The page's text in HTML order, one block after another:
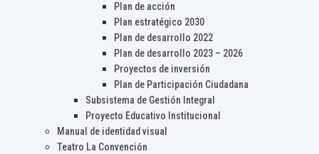
Plan de acción
Plan estratégico 2030
Plan de desarrollo 2022
Plan de desarrollo 2023 – 2026
Proyectos de inversión
Plan de Participación Ciudadana
Subsistema de Gestión Integral
Proyecto Educativo Institucional
Manual de identidad visual
Teatro La Convención